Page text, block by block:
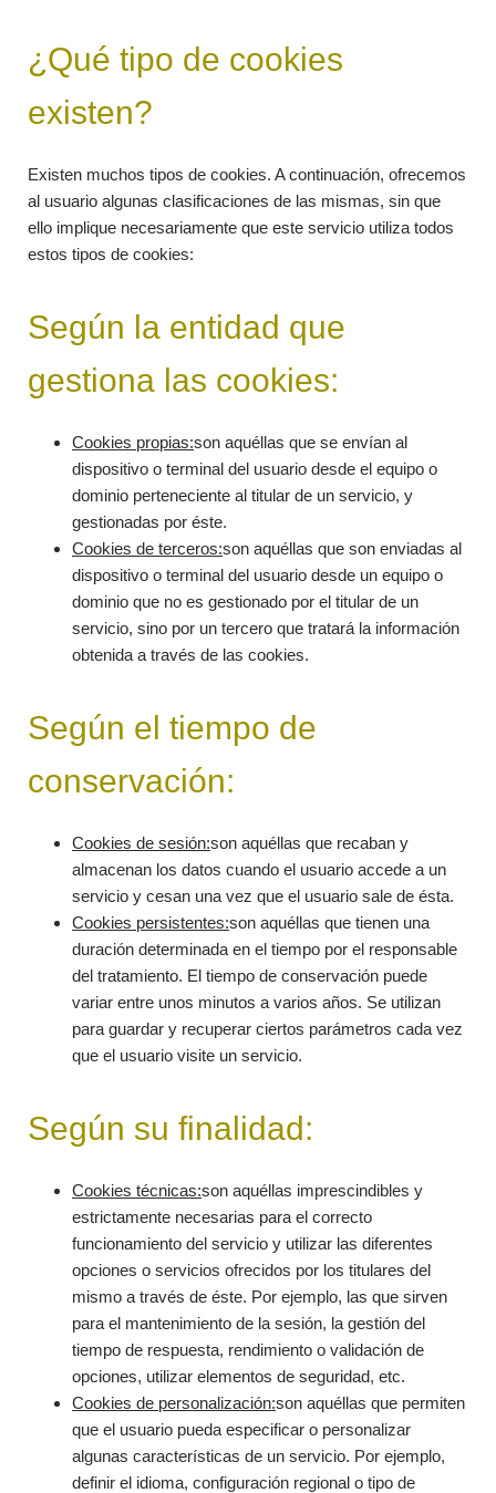
¿Qué tipo de cookies
existen?
Existen muchos tipos de cookies. A continuación, ofrecemos
al usuario algunas clasificaciones de las mismas, sin que
ello implique necesariamente que este servicio utiliza todos
estos tipos de cookies:
Según la entidad que
gestiona las cookies:
Cookies propias:son aquéllas que se envían al
dispositivo o terminal del usuario desde el equipo o
dominio perteneciente al titular de un servicio, y
gestionadas por éste.
Cookies de terceros:son aquéllas que son enviadas al
dispositivo o terminal del usuario desde un equipo o
dominio que no es gestionado por el titular de un
servicio, sino por un tercero que tratará la información
obtenida a través de las cookies.
Según el tiempo de
conservación:
Cookies de sesión:son aquéllas que recaban y
almacenan los datos cuando el usuario accede a un
servicio y cesan una vez que el usuario sale de ésta.
Cookies persistentes:son aquéllas que tienen una
duración determinada en el tiempo por el responsable
del tratamiento. El tiempo de conservación puede
variar entre unos minutos a varios años. Se utilizan
para guardar y recuperar ciertos parámetros cada vez
que el usuario visite un servicio.
Según su finalidad:
Cookies técnicas:son aquéllas imprescindibles y
estrictamente necesarias para el correcto
funcionamiento del servicio y utilizar las diferentes
opciones o servicios ofrecidos por los titulares del
mismo a través de éste. Por ejemplo, las que sirven
para el mantenimiento de la sesión, la gestión del
tiempo de respuesta, rendimiento o validación de
opciones, utilizar elementos de seguridad, etc.
Cookies de personalización:son aquéllas que permiten
que el usuario pueda especificar o personalizar
algunas características de un servicio. Por ejemplo,
definir el idioma, configuración regional o tipo de